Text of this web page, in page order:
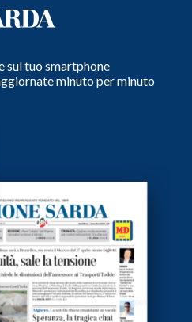
sul tuo smartphone
minuto per minuto